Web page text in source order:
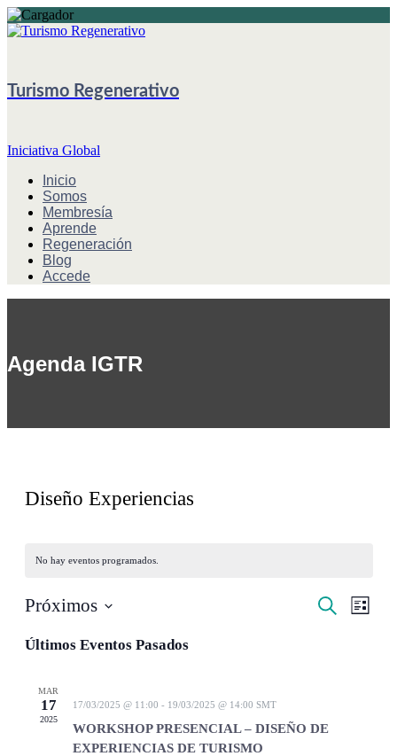
Turismo Regenerativo
Iniciativa Global
Inicio
Somos
Membresía
Aprende
Regeneración
Blog
Accede
Agenda IGTR
Diseño Experiencias
No hay eventos programados.
de
Buscar
Lista
Próximos
la
Últimos Eventos Pasados
MAR
17
2025
17/03/2025 @ 11:00 - 19/03/2025 @ 14:00 SMT
WORKSHOP PRESENCIAL – DISEÑO DE
EXPERIENCIAS DE TURISMO